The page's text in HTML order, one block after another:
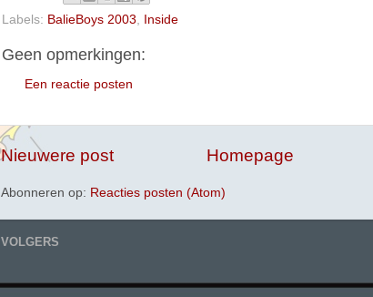
Labels: BalieBoys 2003 Inside
Geen opmerkingen:
Een reactie posten
Nieuwere post Homepage
Abonneren op: Reacties posten (Atom)
VOLGERS